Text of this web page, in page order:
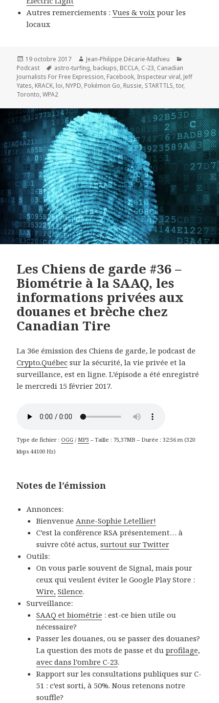
Autres remerciements :Vues & voix pour les
locaux
Publié
le
19 octobre 2017 Auteur
Jean-Philippe Décarie-Mathieu
Podcast
Mots-
clés
astro-turfing, backups, BCCLA, C-23, Canadian
Journalists For Free Expression, Facebook, Inspecteur viral, Jeff
Yates, KRACK, loi, NYPD, Pokémon Go, Russie, STARTTLS,tor,
Toronto,WPA2
Les Chiens de garde #36 –
Biométrie à la SAAQ, les
informations privées aux
douanes et brèche chez
Canadian Tire
La 36e émission des Chiens de garde, le podcast de
Crypto.Québec sur la sécurité, la vie privée et la
surveillance, est en ligne. L’épisode a été enregistré
le mercredi 15 février 2017.
Type de fichier : OGG / MP3 – Taille : 75,37MB – Durée : 32:56 m (320
kbps 44100 Hz)
Notes de l’émission
Annonces:
Bienvenue Anne-Sophie Letellier!
C’est la conférence RSA présentement… à
suivre côté actus,surtout sur Twitter
Outils:
On vous parle souvent de Signal, mais pour
ceux qui veulent éviter le Google Play Store :
Wire, Silence.
Surveillance:
SAAQ et biométrie : est-ce bien utile ou
nécessaire?
Passer les douanes, ou se passer des douanes?
La question des mots de passe et duprofilage,
avec dans l’ombre C-23.
Rapport sur les consultations publiques sur C-
51 : c’est sorti, à 50%. Nous retenons notre
souffle?